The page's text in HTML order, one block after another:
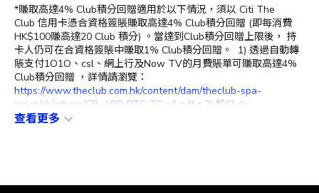
*賺取高達4% Club積分回贈適用於以下情況，須以 Citi The
Club 信用卡憑合資格簽賬賺取高達4% Club積分回贈 (即每消費
HK$100賺高達20 Club 積分) 。當達到Club積分回贈上限後， 持
卡人仍可在合資格簽賬中賺取1% Club積分回贈。 1) 透過自動轉
賬支付1O1O、csl、網上行及Now TV的月費賬單可賺取高達4%
Club積分回贈 ，詳情請瀏覽：
https://www.theclub.com.hk/content/dam/theclub-spa-
react/zh/others/CB_ABP_PTC_TC_v1.pdf 。2) 於Club
Shopping (https://shop.theclub.com.hk/
react/zh/others/CB_CS_PTC_TC_v1.pdf。3) 於指定商戶以Citi The
查看更多